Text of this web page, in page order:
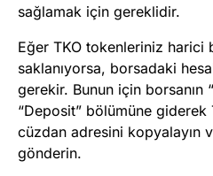
sağlamak için gereklidir.
Eğer TKO tokenleriniz harici
saklanıyorsa, borsadaki
gerekir. Bunun için borsanın
“Deposit” bölümüne
cüzdan adresini kopyalayın
gönderin.